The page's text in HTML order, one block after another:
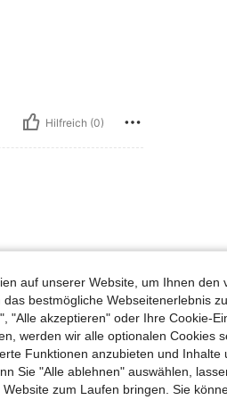
Hilfreich (0)
Hilfreich (0)
auf unserer Website, um Ihnen den
bestmögliche Webseitenerlebnis
"Alle akzeptieren" oder Ihre Cookie-
werden wir alle optionalen Cookies
Funktionen anzubieten und Inhalte
Sie "Alle ablehnen" auswählen,
zum Laufen bringen. Sie